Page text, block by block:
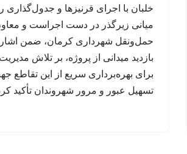
خلبان با اجرای قرنیزها و جدول‌گذاری
میانی زیرگذر در دست اجراست و
حمل‌ونقل شهرداری کرمان، ضمن
بازدید میدانی از پروژه، بر تلاش
برای بهره‌برداری سریع از این تقاطع
تسهیل عبور و مرور شهروندان تأکید